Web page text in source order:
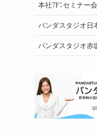
本社7F：セミナー
パンダスタジオ日
パンダスタジオ赤